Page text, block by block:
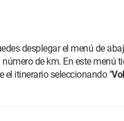
desplegar el menú de
de km. En este menú
el itinerario seleccionando "